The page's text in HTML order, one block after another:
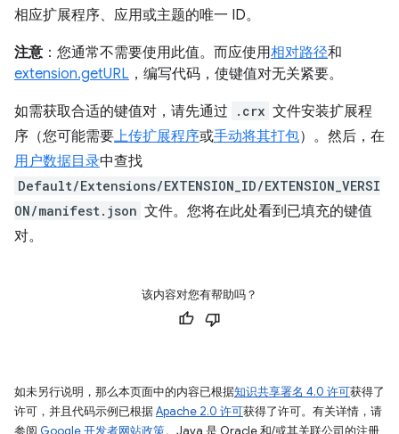
相应扩展程序、应用或主题的唯一 ID。
注意：您通常不需要使用此值。而应使用相对路径和
extension.getURL ，编写代码，使键值对无关紧要。
如需获取合适的键值对，请先通过 .crx 文件安装扩展程
序（您可能需要上传扩展程序或手动将其打包）。然后，在
用户数据目录中查找
Default/Extensions/EXTENSION_ID/EXTENSION_VERSI
ON/manifest.json 文件。您将在此处看到已填充的键值
对。
该内容对您有帮助吗？
如未另行说明，那么本页面中的内容已根据知识共享署名 4.0 许可获得了
许可，并且代码示例已根据Apache 2.0 许可获得了许可。有关详情，请
参阅 Google 开发者网站政策。Java 是 Oracle 和/或其关联公司的注册